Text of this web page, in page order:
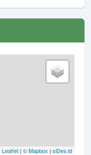
Leaflet | © Mapbox | siDes.id